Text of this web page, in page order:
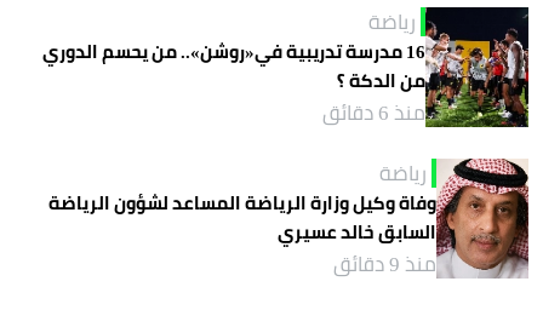
رياضة
16 مدرسة تدريبية في«روشن».. من يحسم الدوري
من الدكة ؟
منذ 6 دقائق
رياضة
وفاة وكيل وزارة الرياضة المساعد لشؤون الرياضة
السابق خالد عسيري
منذ 9 دقائق